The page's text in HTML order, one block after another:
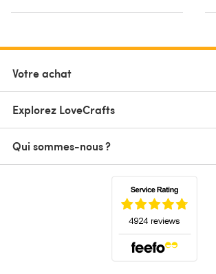
Votre achat
Explorez LoveCrafts
Qui sommes-nous ?